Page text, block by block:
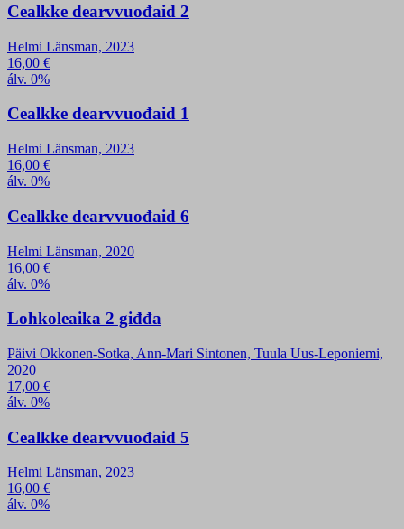
Cealkke dearvvuođaid 2
Helmi Länsman, 2023
16,00 €
álv. 0%
Cealkke dearvvuođaid 1
Helmi Länsman, 2023
16,00 €
álv. 0%
Cealkke dearvvuođaid 6
Helmi Länsman, 2020
16,00 €
álv. 0%
Lohkoleaika 2 giđđa
Päivi Okkonen-Sotka, Ann-Mari Sintonen, Tuula Uus-Leponiemi,
2020
17,00 €
álv. 0%
Cealkke dearvvuođaid 5
Helmi Länsman, 2023
16,00 €
álv. 0%